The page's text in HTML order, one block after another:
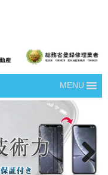
MENU
Next